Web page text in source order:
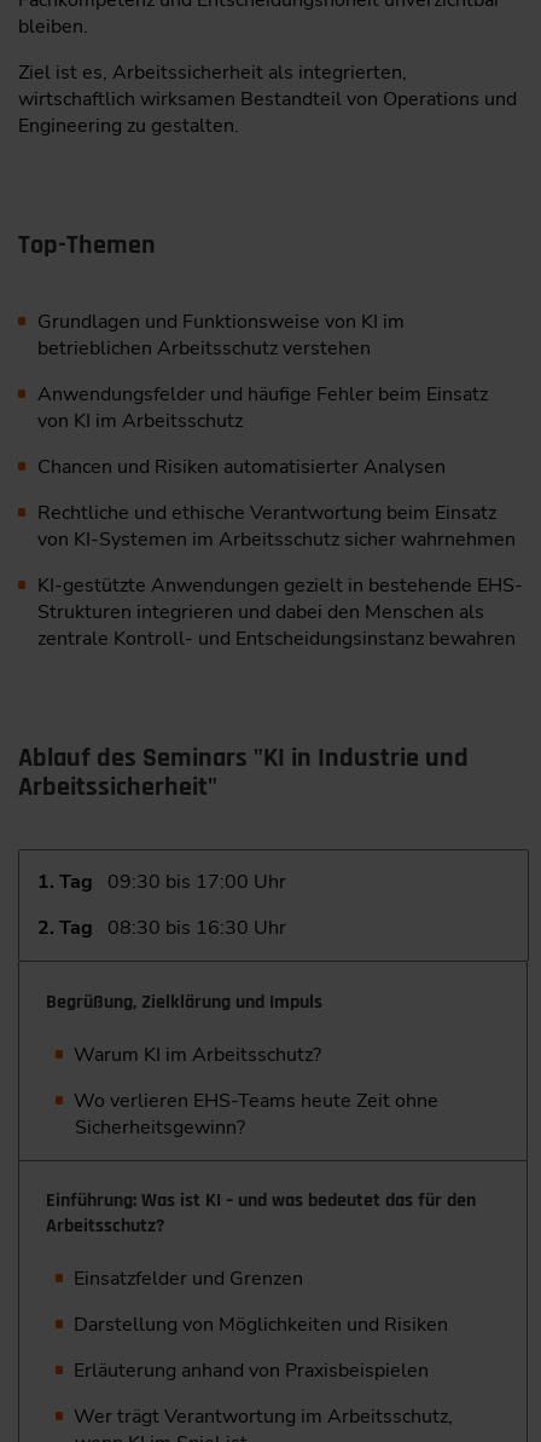
bleiben.
Ziel ist es, Arbeitssicherheit als integrierten,
wirtschaftlich wirksamen Bestandteil von Operations und
Engineering zu gestalten.
Top-Themen
Grundlagen und Funktionsweise von KI im
betrieblichen Arbeitsschutz verstehen
Anwendungsfelder und häufige Fehler beim Einsatz
von KI im Arbeitsschutz
Chancen und Risiken automatisierter Analysen
Rechtliche und ethische Verantwortung beim Einsatz
von KI-Systemen im Arbeitsschutz sicher wahrnehmen
KI-gestützte Anwendungen gezielt in bestehende EHS-
Strukturen integrieren und dabei den Menschen als
zentrale Kontroll- und Entscheidungsinstanz bewahren
Ablauf des Seminars "KI in Industrie und
Arbeitssicherheit"
1. Tag
09:30 bis 17:00 Uhr
2. Tag
08:30 bis 16:30 Uhr
Begrüßung, Zielklärung und Impuls
Warum KI im Arbeitsschutz?
Wo verlieren EHS-Teams heute Zeit ohne
Sicherheitsgewinn?
Einführung: Was ist KI – und was bedeutet das für den
Arbeitsschutz?
Einsatzfelder und Grenzen
Darstellung von Möglichkeiten und Risiken
Erläuterung anhand von Praxisbeispielen
Wer trägt Verantwortung im Arbeitsschutz,